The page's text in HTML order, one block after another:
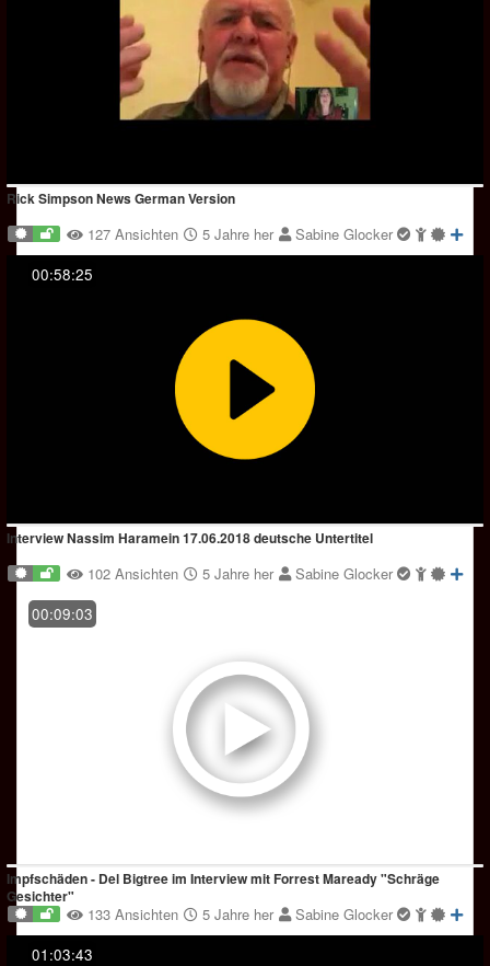
Rick Simpson News German Version
127 Ansichten 5 Jahre her
Sabine Glocker
00:58:25
Interview Nassim Haramein 17.06.2018 deutsche Untertitel
102 Ansichten 5 Jahre her
Sabine Glocker
00:09:03
Impfschäden - Del Bigtree im Interview mit Forrest Maready "Schräge
Gesichter"
133 Ansichten 5 Jahre her
Sabine Glocker
01:03:43